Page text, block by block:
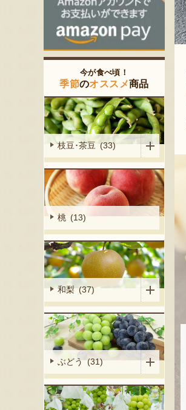
今が食べ頃！
季節のオススメ商品
枝豆･茶豆 (33)
桃 (13)
和梨 (37)
ぶどう (31)